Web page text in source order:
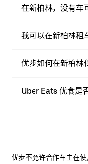
在新柏林，没有车
我可以在新柏林租
优步如何在新柏林
Uber Eats 优食是
优步不允许合作车主在